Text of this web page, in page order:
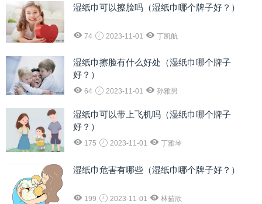
湿纸巾可以擦脸吗（湿纸巾哪个牌子好？）
74 2023-11-01 丁凯航
湿纸巾擦脸有什么好处（湿纸巾哪个牌子
好？）
64 2023-11-01 孙雅男
湿纸巾可以带上飞机吗（湿纸巾哪个牌子
好？）
175 2023-11-01 丁雅琴
湿纸巾危害有哪些（湿纸巾哪个牌子好？）
199 2023-11-01 林茹欣